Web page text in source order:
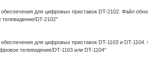
для цифровых приставок DT-2102. Файл
телевидение/DT-2102"
для цифровых приставок DT-1103 и DT-1104.
телевидение/DT-1103 или DT-1104"